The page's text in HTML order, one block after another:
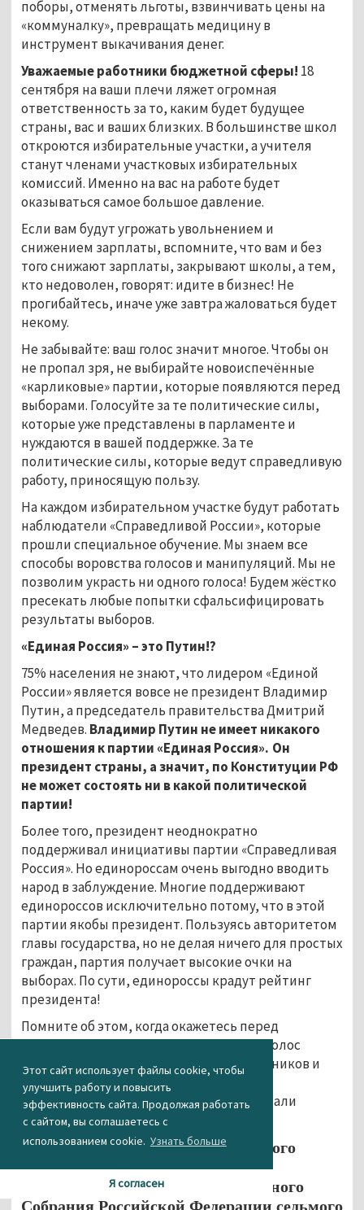
Этот сайт использует файлы cookie, чтобы
улучшить работу и повысить
эффективность сайта. Продолжая работать
с сайтом, вы соглашаетесь с
использованием cookie. Узнать больше
Я согласен
поборы, отменять льготы, взвинчивать цены на
«коммуналку», превращать медицину в
инструмент выкачивания денег.
Уважаемые работники бюджетной сферы! 18
сентября на ваши плечи ляжет огромная
ответственность за то, каким будет будущее
страны, вас и ваших близких. В большинстве школ
откроются избирательные участки, а учителя
станут членами участковых избирательных
комиссий. Именно на вас на работе будет
оказываться самое большое давление.
Если вам будут угрожать увольнением и
снижением зарплаты, вспомните, что вам и без
того снижают зарплаты, закрывают школы, а тем,
кто недоволен, говорят: идите в бизнес! Не
прогибайтесь, иначе уже завтра жаловаться будет
некому.
Не забывайте: ваш голос значит многое. Чтобы он
не пропал зря, не выбирайте новоиспечённые
«карликовые» партии, которые появляются перед
выборами. Голосуйте за те политические силы,
которые уже представлены в парламенте и
нуждаются в вашей поддержке. За те
политические силы, которые ведут справедливую
работу, приносящую пользу.
На каждом избирательном участке будут работать
наблюдатели «Справедливой России», которые
прошли специальное обучение. Мы знаем все
способы воровства голосов и манипуляций. Мы не
позволим украсть ни одного голоса! Будем жёстко
пресекать любые попытки сфальсифицировать
результаты выборов.
«Единая Россия» – это Путин!?
75% населения не знают, что лидером «Единой
России» является вовсе не президент Владимир
Путин, а председатель правительства Дмитрий
Медведев. Владимир Путин не имеет никакого
отношения к партии «Единая Россия». Он
президент страны, а значит, по Конституции РФ
не может состоять ни в какой политической
партии!
Более того, президент неоднократно
поддерживал инициативы партии «Справедливая
Россия». Но единороссам очень выгодно вводить
народ в заблуждение. Многие поддерживают
единороссов исключительно потому, что в этой
партии якобы президент. Пользуясь авторитетом
главы государства, но не делая ничего для простых
граждан, партия получает высокие очки на
выборах. По сути, единороссы крадут рейтинг
президента!
Помните об этом, когда окажетесь перед
избирательным бюллетенем. Отдавая голос
«Единой России», вы голосуете за чиновников и
правительство, которые отказались
индексировать пенсии и порекомендовали
педагогам заняться бизнесом!
Оплачено из средств избирательного
фонда кандидата в депутаты
Государственной Думы Федерального
Собрания Российской Федерации седьмого